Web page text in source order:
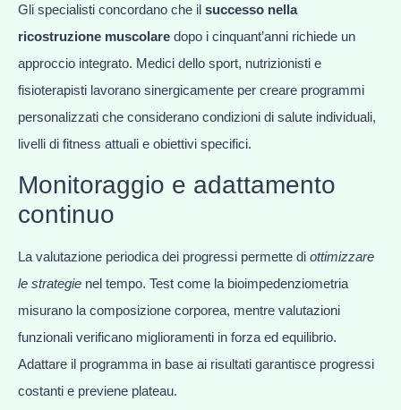
Gli specialisti concordano che il successo nella
ricostruzione muscolare dopo i cinquant’anni richiede un
approccio integrato. Medici dello sport, nutrizionisti e
fisioterapisti lavorano sinergicamente per creare programmi
personalizzati che considerano condizioni di salute individuali,
livelli di fitness attuali e obiettivi specifici.
Monitoraggio e adattamento
continuo
La valutazione periodica dei progressi permette di ottimizzare
le strategie nel tempo. Test come la bioimpedenziometria
misurano la composizione corporea, mentre valutazioni
funzionali verificano miglioramenti in forza ed equilibrio.
Adattare il programma in base ai risultati garantisce progressi
costanti e previene plateau.